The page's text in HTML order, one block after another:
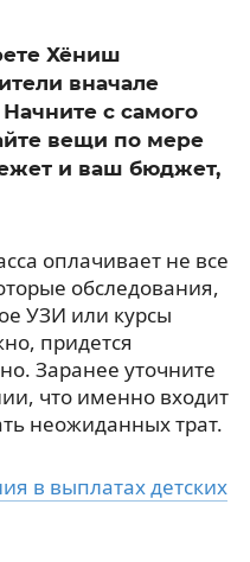
Хёниш
вначале
с самого
вещи по мере
и ваш бюджет,
оплачивает не все
обследования,
УЗИ или курсы
придется
Заранее уточните
что именно входит
неожиданных трат.
в выплатах детских